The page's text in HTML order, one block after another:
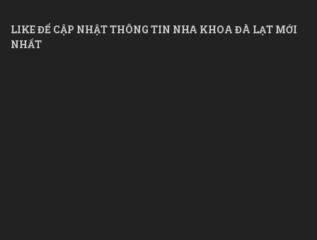
LIKE ĐỂ CẬP NHẬT THÔNG TIN NHA KHOA ĐÀ LẠT MỚI
NHẤT